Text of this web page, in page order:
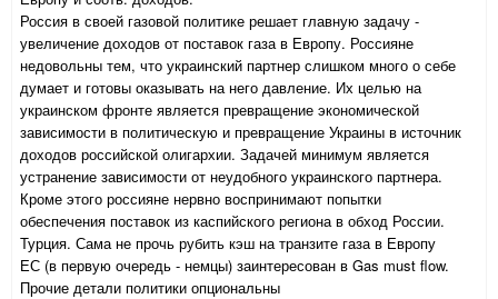
Россия в своей газовой политике решает главную задачу -
увеличение доходов от поставок газа в Европу. Россияне
недовольны тем, что украинский партнер слишком много о себе
думает и готовы оказывать на него давление. Их целью на
украинском фронте является превращение экономической
зависимости в политическую и превращение Украины в источник
доходов российской олигархии. Задачей минимум является
устранение зависимости от неудобного украинского партнера.
Кроме этого россияне нервно воспринимают попытки
обеспечения поставок из каспийского региона в обход России.
Турция. Сама не прочь рубить кэш на транзите газа в Европу
ЕС (в первую очередь - немцы) заинтересован в Gas must flow.
Прочие детали политики опциональны